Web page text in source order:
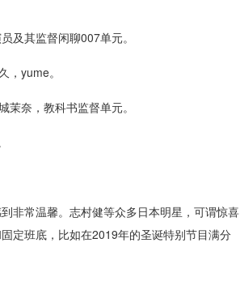
及其监督闲聊007单元。
yume。
奈，教科书监督单元。
非常温馨。志村健等众多日本明星，可谓惊喜
定班底，比如在2019年的圣诞特别节目满分